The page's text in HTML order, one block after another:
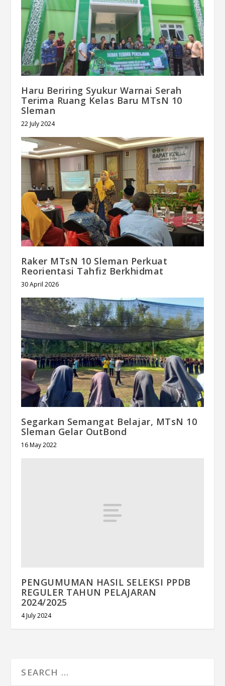
Haru Beriring Syukur Warnai Serah
Terima Ruang Kelas Baru MTsN 10
Sleman
22 July 2024
Raker MTsN 10 Sleman Perkuat
Reorientasi Tahfiz Berkhidmat
30 April 2026
Segarkan Semangat Belajar, MTsN 10
Sleman Gelar OutBond
16 May 2022
PENGUMUMAN HASIL SELEKSI PPDB
REGULER TAHUN PELAJARAN
2024/2025
4 July 2024